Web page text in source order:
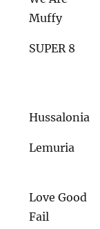
Muffy
SUPER 8
Hussalonia
Lemuria
Love Good
Fail